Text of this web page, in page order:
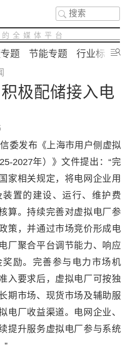
全媒体平台
题 节能专题 行业标准
极配储接入电
委发布《上海市用户侧虚拟
2027年）》文件提出：“完
家相关规定，将电网企业用
置的建设、运行、维护费
算。持续完善对虚拟电厂参
策，并通过市场竞价形成电
厂聚合平台调节能力、响应
励。完善参与电力市场机
入要求后，虚拟电厂可按独
期市场、现货市场及辅助服
电厂收益渠道。电网企业、
提升服务虚拟电厂参与系统
”